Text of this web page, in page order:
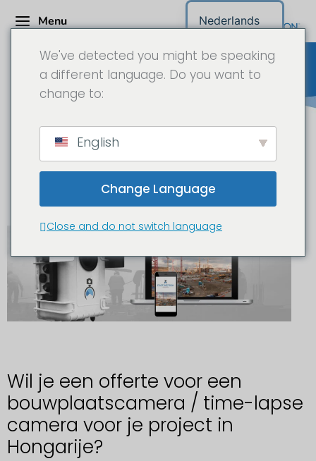
Menu
Bouwplaats Camera /
Longtime Time-Lapse Camera
Projectaanvraag
Wil je een offerte voor een
bouwplaatscamera / time-lapse
camera voor je project in
Hongarije?
We've detected you might be speaking
a different language. Do you want to
change to:
English
Change Language
Close and do not switch language
Nederlands